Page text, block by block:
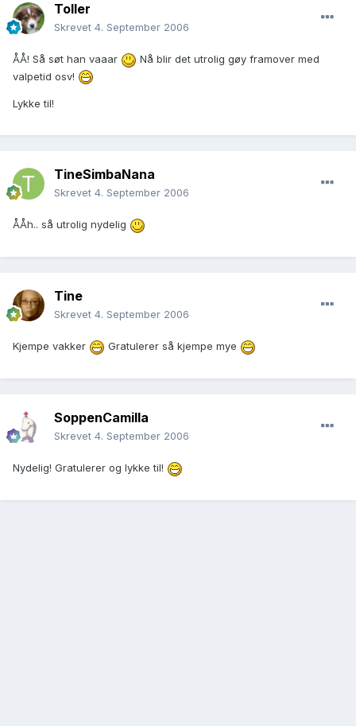
Toller
Skrevet 4. September 2006
ÅÅ! Så søt han vaaar
Nå blir det utrolig gøy framover med
valpetid osv!
Lykke til!
TineSimbaNana
Skrevet 4. September 2006
ÅÅh.. så utrolig nydelig
Tine
Skrevet 4. September 2006
Kjempe vakker Gratulerer så kjempe mye
SoppenCamilla
Skrevet 4. September 2006
Nydelig! Gratulerer og lykke til!